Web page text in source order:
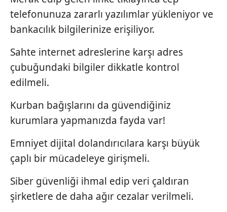
telefonunuza zararlı yazılımlar yükleniyor ve
bankacılık bilgilerinize erişiliyor.
Sahte internet adreslerine karşı adres
çubuğundaki bilgiler dikkatle kontrol
edilmeli.
Kurban bağışlarını da güvendiğiniz
kurumlara yapmanızda fayda var!
Emniyet dijital dolandırıcılara karşı büyük
çaplı bir mücadeleye girişmeli.
Siber güvenliği ihmal edip veri çaldıran
şirketlere de daha ağır cezalar verilmeli.